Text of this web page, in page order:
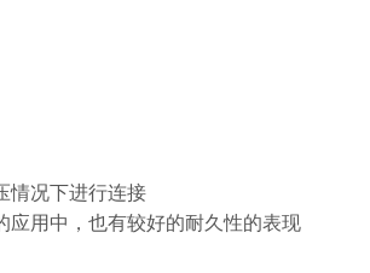
情况下进行连接
应用中，也有较好的耐久性的表现